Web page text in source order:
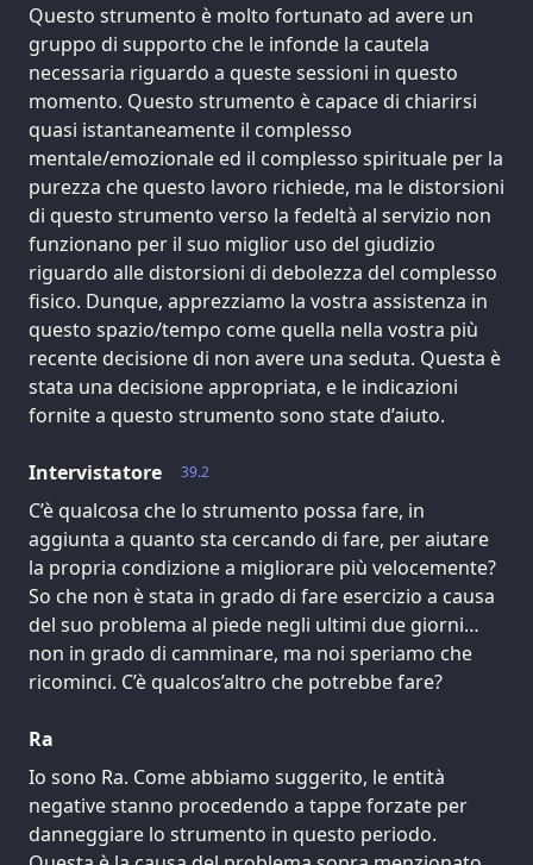
Questo strumento è molto fortunato ad avere un
gruppo di supporto che le infonde la cautela
necessaria riguardo a queste sessioni in questo
momento. Questo strumento è capace di chiarirsi
quasi istantaneamente il complesso
mentale/emozionale ed il complesso spirituale per la
purezza che questo lavoro richiede, ma le distorsioni
di questo strumento verso la fedeltà al servizio non
funzionano per il suo miglior uso del giudizio
riguardo alle distorsioni di debolezza del complesso
fisico. Dunque, apprezziamo la vostra assistenza in
questo spazio/tempo come quella nella vostra più
recente decisione di non avere una seduta. Questa è
stata una decisione appropriata, e le indicazioni
fornite a questo strumento sono state d’aiuto.
39.2
Intervistatore
C’è qualcosa che lo strumento possa fare, in
aggiunta a quanto sta cercando di fare, per aiutare
la propria condizione a migliorare più velocemente?
So che non è stata in grado di fare esercizio a causa
del suo problema al piede negli ultimi due giorni…
non in grado di camminare, ma noi speriamo che
ricominci. C’è qualcos’altro che potrebbe fare?
Ra
Io sono Ra. Come abbiamo suggerito, le entità
negative stanno procedendo a tappe forzate per
danneggiare lo strumento in questo periodo.